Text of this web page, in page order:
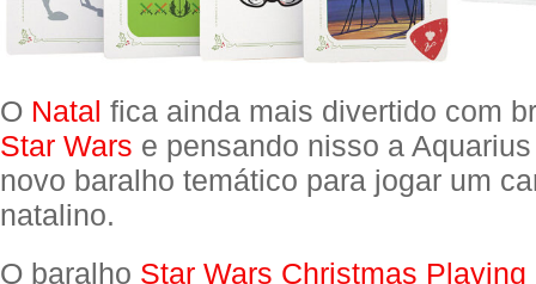
O Natal fica ainda mais divertido com
Star Wars e pensando nisso a
novo baralho temático para jogar um
natalino.
O baralho Star Wars Christmas Playing